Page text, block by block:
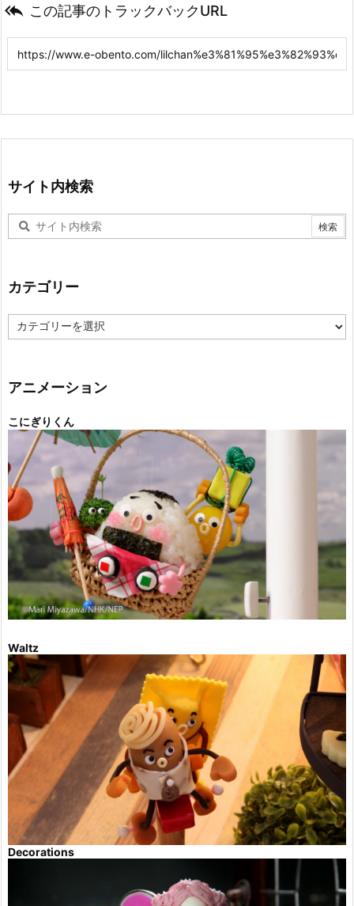
 この記事のトラックバックURL
サイト内検索
カテゴリー
テ
ー
アニメーション
こにぎりくん
Waltz
Decorations